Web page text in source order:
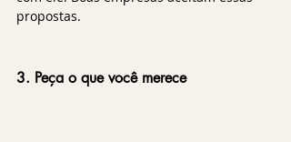
propostas.
3. Peça o que você merece